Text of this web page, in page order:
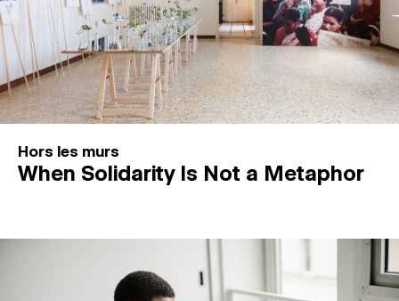
Hors les murs
When Solidarity Is Not a Metaphor